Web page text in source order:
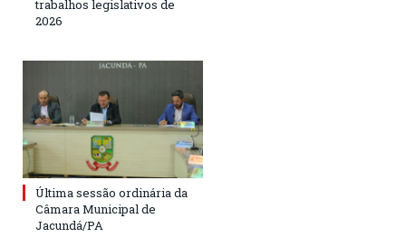
trabalhos legislativos de
2026
Última sessão ordinária da
Câmara Municipal de
Jacundá/PA